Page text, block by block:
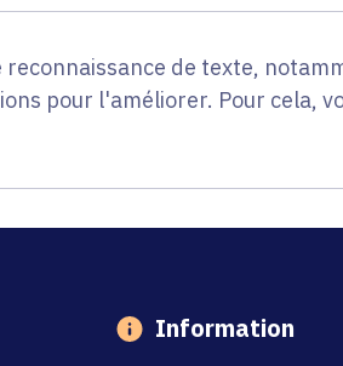
de texte,
pour l'améliorer. Pour cela,
Information